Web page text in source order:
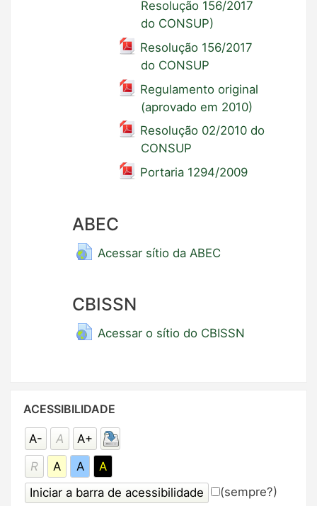
Resolução 156/2017
do CONSUP)
Resolução 156/2017
do CONSUP
Regulamento original
(aprovado em 2010)
Resolução 02/2010 do
CONSUP
Portaria 1294/2009
ABEC
Acessar sítio da ABEC
CBISSN
Acessar o sítio do CBISSN
Acessibilidade
ACESSIBILIDADE
A- A
A+
R
A A
A
(sempre?)